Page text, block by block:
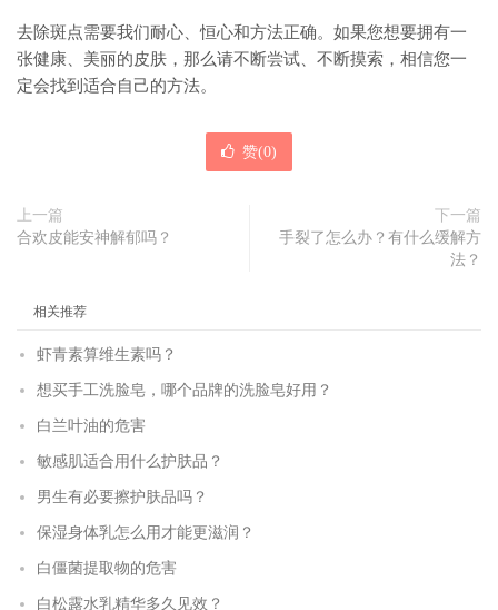
去除斑点需要我们耐心、恒心和方法正确。如果您想要拥有一
张健康、美丽的皮肤，那么请不断尝试、不断摸索，相信您一
定会找到适合自己的方法。
赞(0)
上一篇
合欢皮能安神解郁吗？
下一篇
手裂了怎么办？有什么缓解方
法？
相关推荐
虾青素算维生素吗？
想买手工洗脸皂，哪个品牌的洗脸皂好用？
白兰叶油的危害
敏感肌适合用什么护肤品？
男生有必要擦护肤品吗？
保湿身体乳怎么用才能更滋润？
白僵菌提取物的危害
白松露水乳精华多久见效？